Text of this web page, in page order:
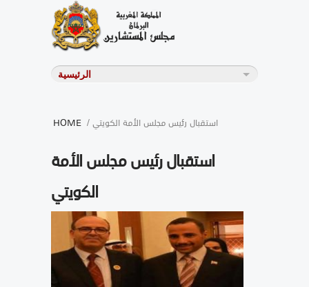
HOME / استقبال رئيس مجلس الأمة الكويتي
استقبال رئيس مجلس الأمة
الكويتي